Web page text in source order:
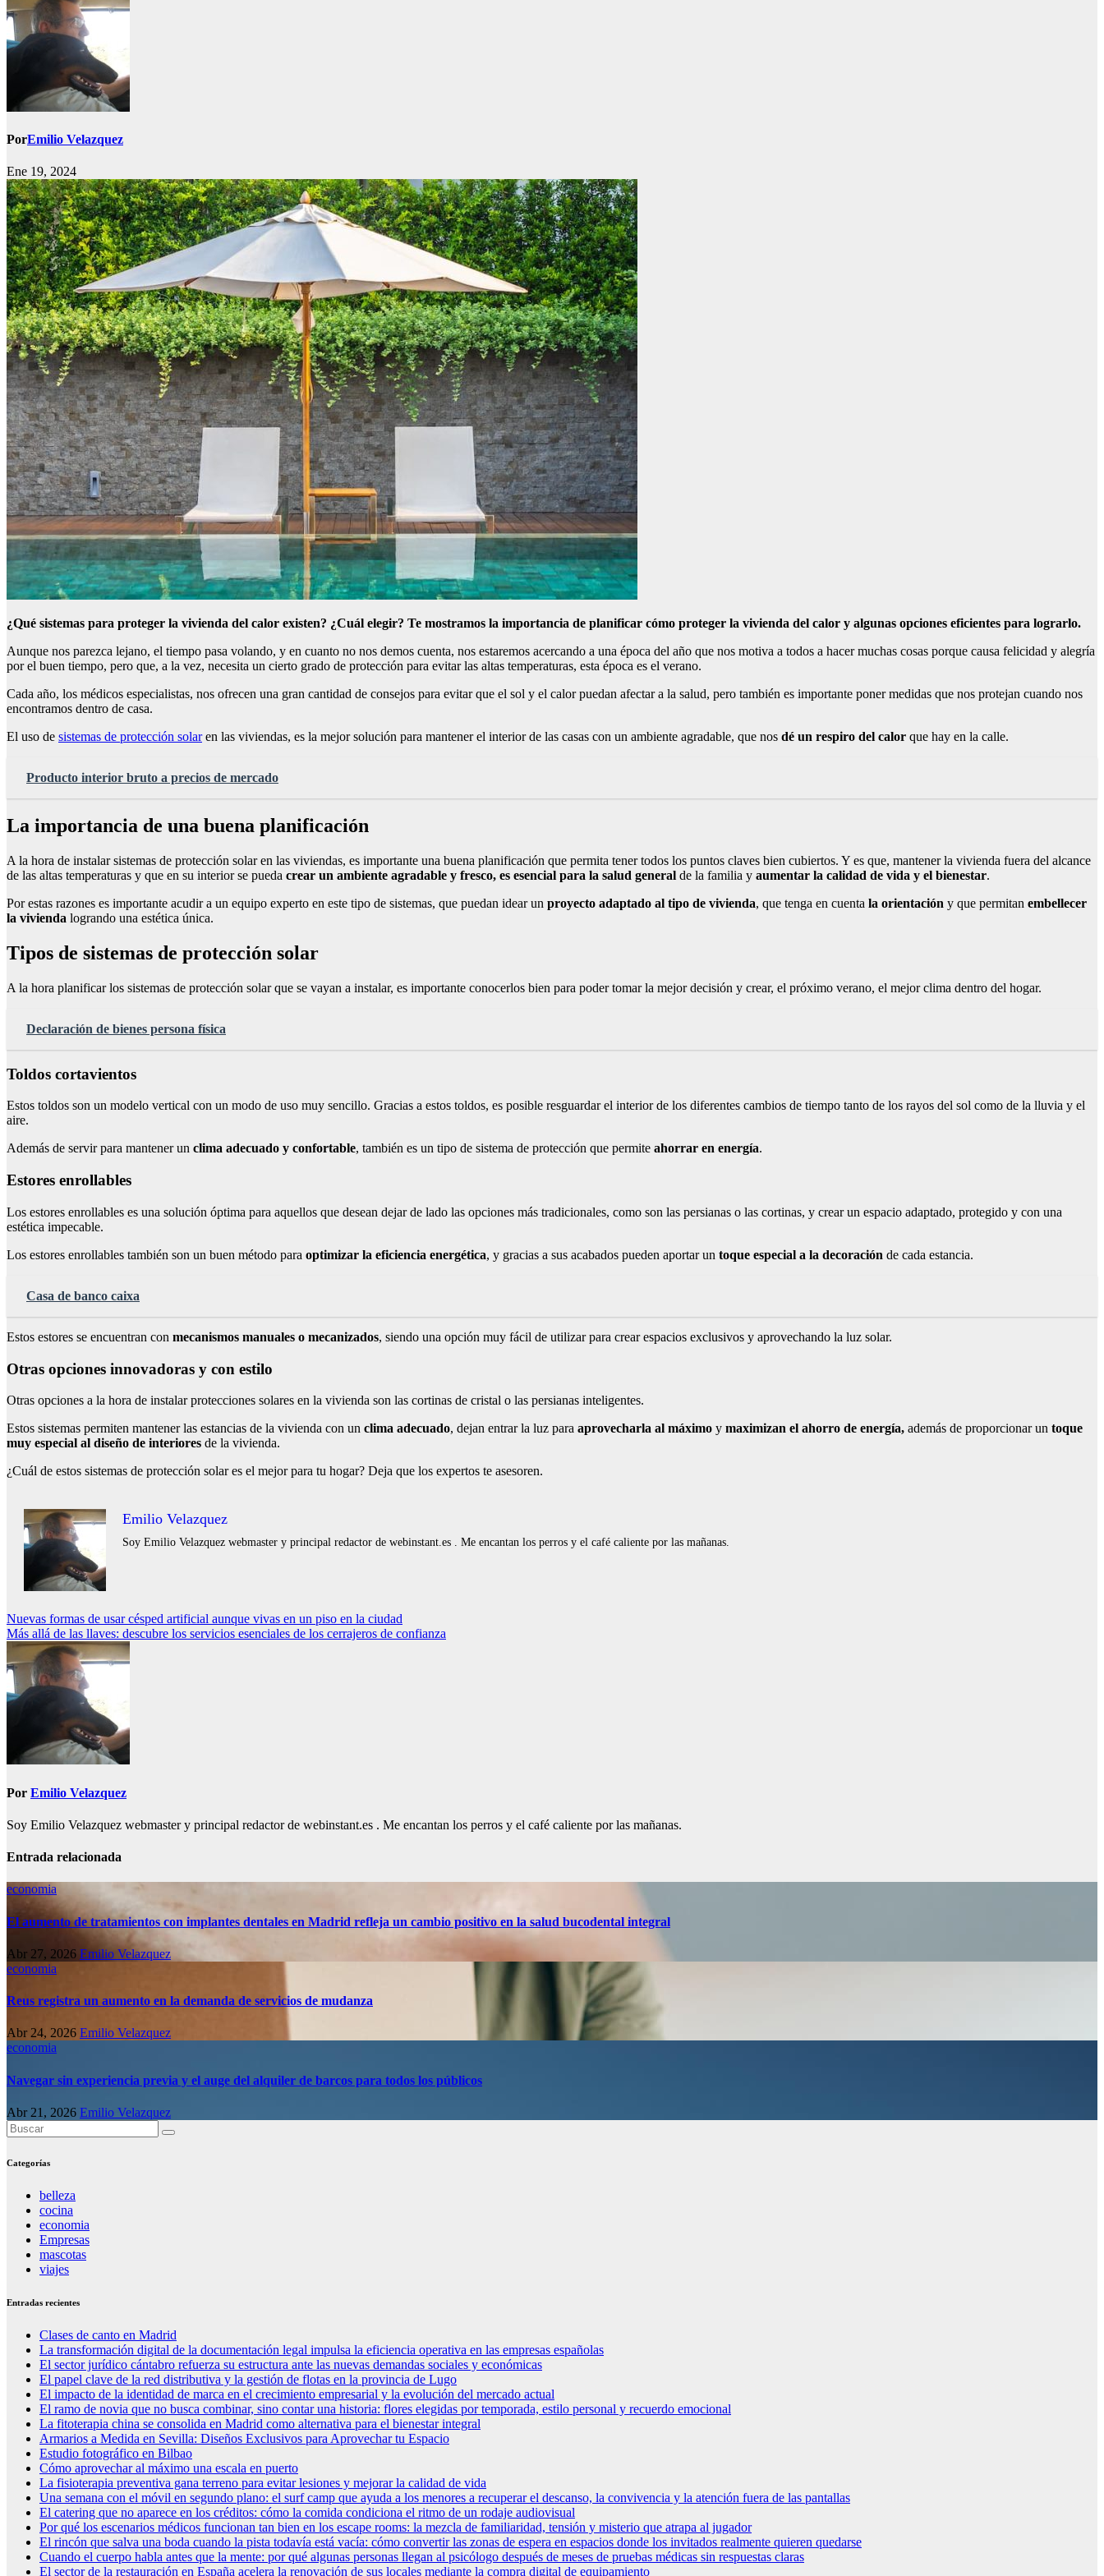
PorEmilio Velazquez
Ene 19, 2024
¿Qué sistemas para proteger la vivienda del calor existen? ¿Cuál elegir? Te mostramos la importancia de planificar cómo proteger la vivienda del calor y algunas opciones eficientes para lograrlo.
Aunque nos parezca lejano, el tiempo pasa volando, y en cuanto no nos demos cuenta, nos estaremos acercando a una época del año que nos motiva a todos a hacer muchas cosas porque causa felicidad y alegría
por el buen tiempo, pero que, a la vez, necesita un cierto grado de protección para evitar las altas temperaturas, esta época es el verano.
Cada año, los médicos especialistas, nos ofrecen una gran cantidad de consejos para evitar que el sol y el calor puedan afectar a la salud, pero también es importante poner medidas que nos protejan cuando nos
encontramos dentro de casa.
El uso de sistemas de protección solaren las viviendas, es la mejor solución para mantener el interior de las casas con un ambiente agradable, que nos dé un respiro del calor que hay en la calle.
Producto interior bruto a precios de mercado
La importancia de una buena planificación
A la hora de instalar sistemas de protección solar en las viviendas, es importante una buena planificación que permita tener todos los puntos claves bien cubiertos. Y es que, mantener la vivienda fuera del alcance
de las altas temperaturas y que en su interior se pueda crear un ambiente agradable y fresco, es esencial para la salud general de la familia y aumentar la calidad de vida y el bienestar.
Por estas razones es importante acudir a un equipo experto en este tipo de sistemas, que puedan idear un proyecto adaptado al tipo de vivienda, que tenga en cuenta la orientación y que permitan embellecer
la vivienda logrando una estética única.
Tipos de sistemas de protección solar
A la hora planificar los sistemas de protección solar que se vayan a instalar, es importante conocerlos bien para poder tomar la mejor decisión y crear, el próximo verano, el mejor clima dentro del hogar.
Declaración de bienes persona física
Toldos cortavientos
Estos toldos son un modelo vertical con un modo de uso muy sencillo. Gracias a estos toldos, es posible resguardar el interior de los diferentes cambios de tiempo tanto de los rayos del sol como de la lluvia y el
aire.
Además de servir para mantener un clima adecuado y confortable, también es un tipo de sistema de protección que permite ahorrar en energía.
Estores enrollables
Los estores enrollables es una solución óptima para aquellos que desean dejar de lado las opciones más tradicionales, como son las persianas o las cortinas, y crear un espacio adaptado, protegido y con una
estética impecable.
Los estores enrollables también son un buen método para optimizar la eficiencia energética, y gracias a sus acabados pueden aportar un toque especial a la decoración de cada estancia.
Casa de banco caixa
Estos estores se encuentran con mecanismos manuales o mecanizados, siendo una opción muy fácil de utilizar para crear espacios exclusivos y aprovechando la luz solar.
Otras opciones innovadoras y con estilo
Otras opciones a la hora de instalar protecciones solares en la vivienda son las cortinas de cristal o las persianas inteligentes.
Estos sistemas permiten mantener las estancias de la vivienda con un clima adecuado, dejan entrar la luz para aprovecharla al máximo y maximizan el ahorro de energía, además de proporcionar un toque
muy especial al diseño de interiores de la vivienda.
¿Cuál de estos sistemas de protección solar es el mejor para tu hogar? Deja que los expertos te asesoren.
Emilio Velazquez
Soy Emilio Velazquez webmaster y principal redactor de webinstant.es . Me encantan los perros y el café caliente por las mañanas.
Navegación
de
entradas
Nuevas formas de usar césped artificial aunque vivas en un piso en la ciudad
Más allá de las llaves: descubre los servicios esenciales de los cerrajeros de confianza
Por Emilio Velazquez
Soy Emilio Velazquez webmaster y principal redactor de webinstant.es . Me encantan los perros y el café caliente por las mañanas.
Entrada relacionada
economia
El aumento de tratamientos con implantes dentales en Madrid refleja un cambio positivo en la salud bucodental integral
Abr 27, 2026 Emilio Velazquez
economia
Reus registra un aumento en la demanda de servicios de mudanza
Abr 24, 2026 Emilio Velazquez
economia
Navegar sin experiencia previa y el auge del alquiler de barcos para todos los públicos
Abr 21, 2026 Emilio Velazquez
Categorías
belleza
cocina
economia
Empresas
mascotas
viajes
Entradas recientes
Clases de canto en Madrid
La transformación digital de la documentación legal impulsa la eficiencia operativa en las empresas españolas
El sector jurídico cántabro refuerza su estructura ante las nuevas demandas sociales y económicas
El papel clave de la red distributiva y la gestión de flotas en la provincia de Lugo
El impacto de la identidad de marca en el crecimiento empresarial y la evolución del mercado actual
El ramo de novia que no busca combinar, sino contar una historia: flores elegidas por temporada, estilo personal y recuerdo emocional
La fitoterapia china se consolida en Madrid como alternativa para el bienestar integral
Armarios a Medida en Sevilla: Diseños Exclusivos para Aprovechar tu Espacio
Estudio fotográfico en Bilbao
Cómo aprovechar al máximo una escala en puerto
La fisioterapia preventiva gana terreno para evitar lesiones y mejorar la calidad de vida
Una semana con el móvil en segundo plano: el surf camp que ayuda a los menores a recuperar el descanso, la convivencia y la atención fuera de las pantallas
El catering que no aparece en los créditos: cómo la comida condiciona el ritmo de un rodaje audiovisual
Por qué los escenarios médicos funcionan tan bien en los escape rooms: la mezcla de familiaridad, tensión y misterio que atrapa al jugador
El rincón que salva una boda cuando la pista todavía está vacía: cómo convertir las zonas de espera en espacios donde los invitados realmente quieren quedarse
Cuando el cuerpo habla antes que la mente: por qué algunas personas llegan al psicólogo después de meses de pruebas médicas sin respuestas claras
El sector de la restauración en España acelera la renovación de sus locales mediante la compra digital de equipamiento